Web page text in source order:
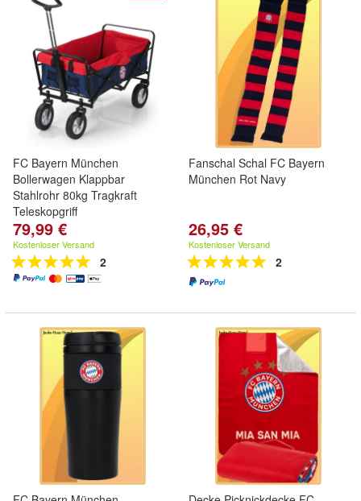
FC Bayern München
Bollerwagen Klappbar
Stahlrohr 80kg Tragkraft
Teleskopgriff
79,99 €
Kostenloser Versand
2
Fanschal Schal FC Bayern
München Rot Navy
26,95 €
Kostenloser Versand
2